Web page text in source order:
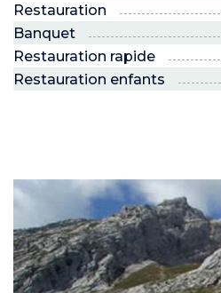
Nordic
Restauration
Banquet
Restauration rapide
Restauration enfants